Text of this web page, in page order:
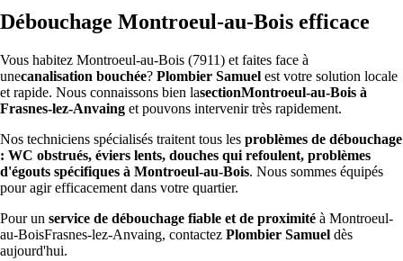
Débouchage Montroeul-au-Bois efficace
Vous habitez Montroeul-au-Bois (7911) et faites face à
unecanalisation bouchée? Plombier Samuel est votre solution locale
et rapide. Nous connaissons bien lasectionMontroeul-au-Bois à
Frasnes-lez-Anvaing et pouvons intervenir très rapidement.
Nos techniciens spécialisés traitent tous les problèmes de débouchage
: WC obstrués, éviers lents, douches qui refoulent, problèmes
d'égouts spécifiques à Montroeul-au-Bois. Nous sommes équipés
pour agir efficacement dans votre quartier.
Pour un service de débouchage fiable et de proximité à Montroeul-
au-BoisFrasnes-lez-Anvaing, contactez Plombier Samuel dès
aujourd'hui.